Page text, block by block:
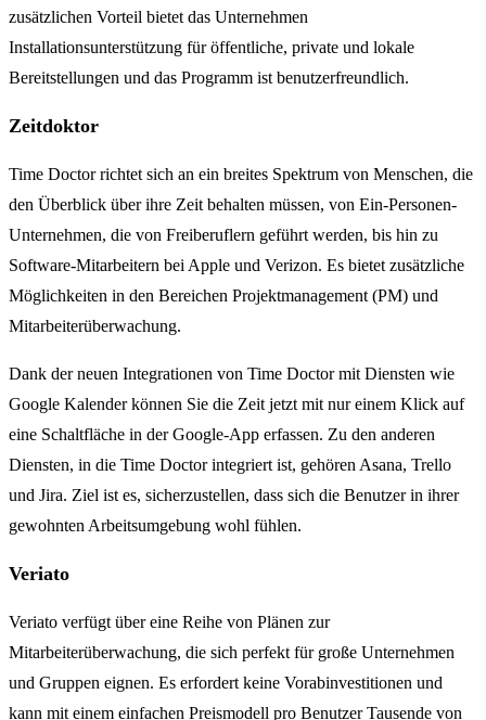
zusätzlichen Vorteil bietet das Unternehmen
Installationsunterstützung für öffentliche, private und lokale
Bereitstellungen und das Programm ist benutzerfreundlich.
Zeitdoktor
Time Doctor richtet sich an ein breites Spektrum von Menschen, die
den Überblick über ihre Zeit behalten müssen, von Ein-Personen-
Unternehmen, die von Freiberuflern geführt werden, bis hin zu
Software-Mitarbeitern bei Apple und Verizon. Es bietet zusätzliche
Möglichkeiten in den Bereichen Projektmanagement (PM) und
Mitarbeiterüberwachung.
Dank der neuen Integrationen von Time Doctor mit Diensten wie
Google Kalender können Sie die Zeit jetzt mit nur einem Klick auf
eine Schaltfläche in der Google-App erfassen. Zu den anderen
Diensten, in die Time Doctor integriert ist, gehören Asana, Trello
und Jira. Ziel ist es, sicherzustellen, dass sich die Benutzer in ihrer
gewohnten Arbeitsumgebung wohl fühlen.
Veriato
Veriato verfügt über eine Reihe von Plänen zur
Mitarbeiterüberwachung, die sich perfekt für große Unternehmen
und Gruppen eignen. Es erfordert keine Vorabinvestitionen und
kann mit einem einfachen Preismodell pro Benutzer Tausende von